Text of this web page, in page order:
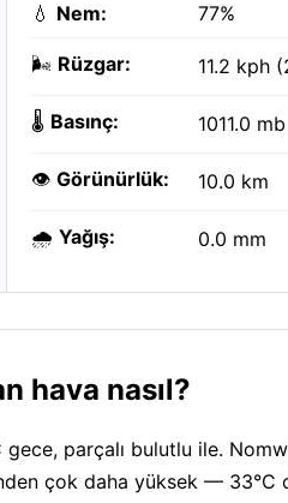
💧 Nem: 77%
🌬️ Rüzgar: 11.2 kph
🌡️ Basınç: 1011.0 mb
👁️ Görünürlük: 10.0 km
🌧️ Yağış: 0.0 mm
hava nasıl?
parçalı bulutlu ile.
çok daha yüksek — 33°C